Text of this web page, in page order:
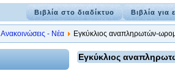
Βιβλία στο διαδίκτυο Βιβλία για
Ανακοινώσεις - Νέα Εγκύκλιος αναπληρωτών-
Εγκύκλιος